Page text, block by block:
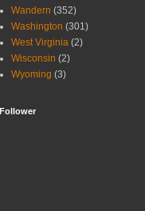
Wandern (352)
Washington (301)
West Virginia (2)
Wisconsin (2)
Wyoming (3)
Follower